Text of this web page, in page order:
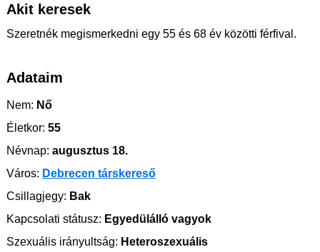
Akit keresek
Szeretnék megismerkedni egy 55 és 68 év közötti férfival.
Adataim
Nem: Nő
Életkor: 55
Névnap: augusztus 18.
Város: Debrecen társkereső
Csillagjegy: Bak
Kapcsolati státusz: Egyedülálló vagyok
Szexuális irányultság: Heteroszexuális